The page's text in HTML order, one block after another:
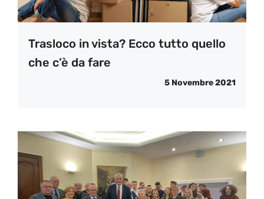
Trasloco in vista? Ecco tutto quello
che c’è da fare
5 Novembre 2021